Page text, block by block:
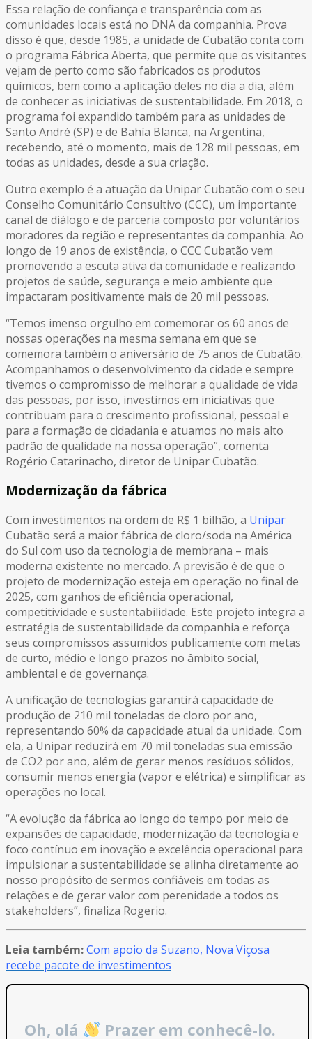
Essa relação de confiança e transparência com as
comunidades locais está no DNA da companhia. Prova
disso é que, desde 1985, a unidade de Cubatão conta com
o programa Fábrica Aberta, que permite que os visitantes
vejam de perto como são fabricados os produtos
químicos, bem como a aplicação deles no dia a dia, além
de conhecer as iniciativas de sustentabilidade. Em 2018, o
programa foi expandido também para as unidades de
Santo André (SP) e de Bahía Blanca, na Argentina,
recebendo, até o momento, mais de 128 mil pessoas, em
todas as unidades, desde a sua criação.
Outro exemplo é a atuação da Unipar Cubatão com o seu
Conselho Comunitário Consultivo (CCC), um importante
canal de diálogo e de parceria composto por voluntários
moradores da região e representantes da companhia. Ao
longo de 19 anos de existência, o CCC Cubatão vem
promovendo a escuta ativa da comunidade e realizando
projetos de saúde, segurança e meio ambiente que
impactaram positivamente mais de 20 mil pessoas.
“Temos imenso orgulho em comemorar os 60 anos de
nossas operações na mesma semana em que se
comemora também o aniversário de 75 anos de Cubatão.
Acompanhamos o desenvolvimento da cidade e sempre
tivemos o compromisso de melhorar a qualidade de vida
das pessoas, por isso, investimos em iniciativas que
contribuam para o crescimento profissional, pessoal e
para a formação de cidadania e atuamos no mais alto
padrão de qualidade na nossa operação”, comenta
Rogério Catarinacho, diretor de Unipar Cubatão.
Modernização da fábrica
Com investimentos na ordem de R$ 1 bilhão, a Unipar
Cubatão será a maior fábrica de cloro/soda na América
do Sul com uso da tecnologia de membrana – mais
moderna existente no mercado. A previsão é de que o
projeto de modernização esteja em operação no final de
2025, com ganhos de eficiência operacional,
competitividade e sustentabilidade. Este projeto integra a
estratégia de sustentabilidade da companhia e reforça
seus compromissos assumidos publicamente com metas
de curto, médio e longo prazos no âmbito social,
ambiental e de governança.
A unificação de tecnologias garantirá capacidade de
produção de 210 mil toneladas de cloro por ano,
representando 60% da capacidade atual da unidade. Com
ela, a Unipar reduzirá em 70 mil toneladas sua emissão
de CO2 por ano, além de gerar menos resíduos sólidos,
consumir menos energia (vapor e elétrica) e simplificar as
operações no local.
“A evolução da fábrica ao longo do tempo por meio de
expansões de capacidade, modernização da tecnologia e
foco contínuo em inovação e excelência operacional para
impulsionar a sustentabilidade se alinha diretamente ao
nosso propósito de sermos confiáveis em todas as
relações e de gerar valor com perenidade a todos os
stakeholders”, finaliza Rogerio.
Leia também:Com apoio da Suzano, Nova Viçosa
recebe pacote de investimentos
Oh, olá Prazer em conhecê-lo.